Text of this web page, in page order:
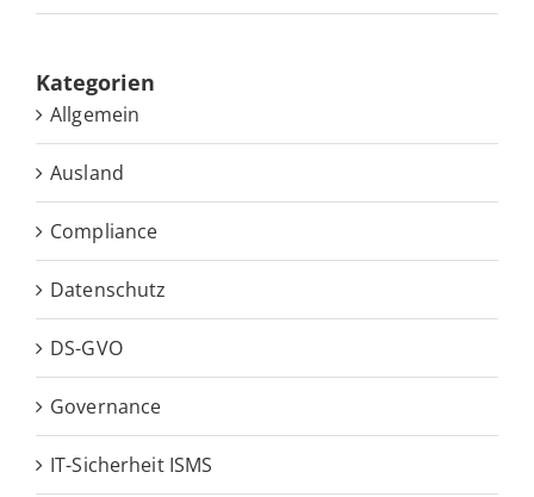
Ka­te­go­rien
Allgemein
Ausland
Compliance
Datenschutz
DS-GVO
Governance
IT-Sicherheit ISMS